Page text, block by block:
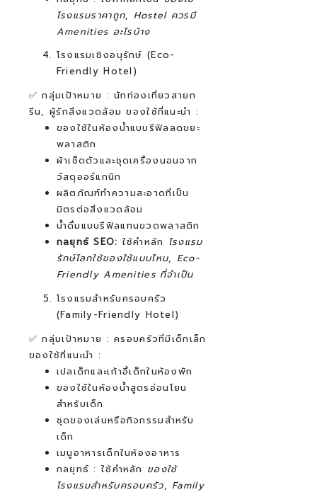
โรงแรมราคาถูก, Hostel ควรมี
Amenities อะไรบ้าง
โรงแรมเชิงอนุรักษ์ (Eco-
Friendly Hotel)
✅ กลุ่มเป้าหมาย : นักท่องเที่ยวสายก
รีน, ผู้รักสิ่งแวดล้อม ของใช้ที่แนะนำ :
ของใช้ในห้องน้ำแบบรีฟิลลดขยะ
พลาสติก
ผ้าเช็ดตัวและชุดเครื่องนอนจาก
วัสดุออร์แกนิก
ผลิตภัณฑ์ทำความสะอาดที่เป็น
มิตรต่อสิ่งแวดล้อม
น้ำดื่มแบบรีฟิลแทนขวดพลาสติก
กลยุทธ์ SEO: ใช้คำหลัก โรงแรม
รักษ์โลกใช้ของใช้แบบไหน, Eco-
Friendly Amenities ที่จำเป็น
โรงแรมสำหรับครอบครัว
(Family-Friendly Hotel)
✅ กลุ่มเป้าหมาย : ครอบครัวที่มีเด็กเล็ก
ของใช้ที่แนะนำ :
เปลเด็กและเก้าอี้เด็กในห้องพัก
ของใช้ในห้องน้ำสูตรอ่อนโยน
สำหรับเด็ก
ชุดของเล่นหรือกิจกรรมสำหรับ
เด็ก
เมนูอาหารเด็กในห้องอาหาร
กลยุทธ์ : ใช้คำหลัก ของใช้
โรงแรมสำหรับครอบครัว, Family